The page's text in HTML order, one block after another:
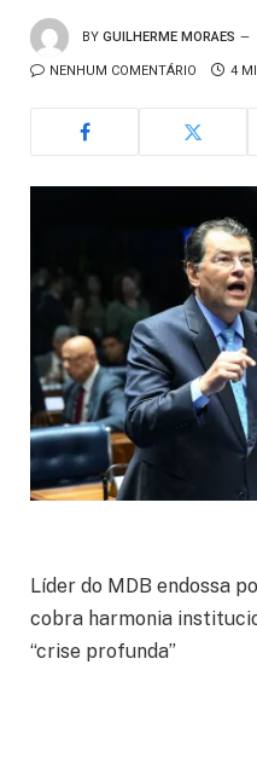
BY GUILHERME MORAES
NENHUM COMENTÁRIO 4
Líder do MDB endossa
cobra harmonia
“crise profunda”